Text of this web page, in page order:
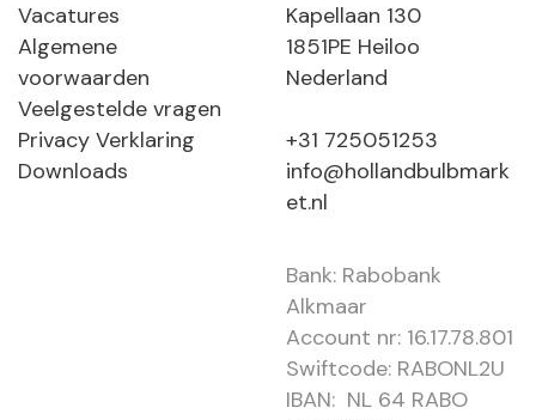
Vacatures
Algemene
voorwaarden
Veelgestelde vragen
Privacy Verklaring
Downloads
Kapellaan 130
1851PE Heiloo
Nederland
+31 725051253
info@hollandbulbmark
et.nl
Bank: Rabobank
Alkmaar
Account nr: 16.17.78.801
Swiftcode: RABONL2U
IBAN: NL 64 RABO